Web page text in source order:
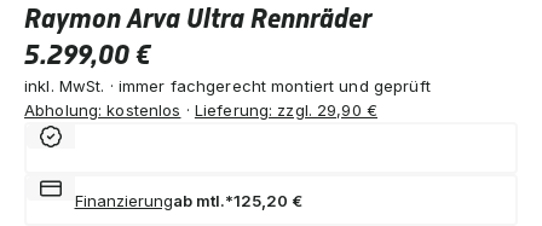
Raymon Arva Ultra Rennräder
5.299,00 €
inkl. MwSt. · immer fachgerecht montiert und geprüft
Abholung: kostenlos · Lieferung: zzgl. 29,90 €
Finanzierungab mtl.*125,20 €